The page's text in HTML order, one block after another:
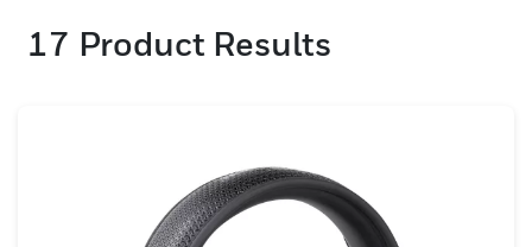
ネントによりカスタム フィットが可能です。
17 Product Results